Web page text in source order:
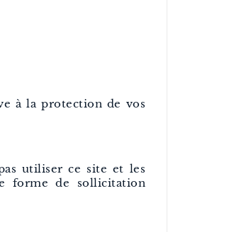
à la protection de vos
utiliser ce site et les
forme de sollicitation